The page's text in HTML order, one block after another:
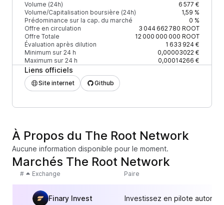
Volume (24h)
6 577 €
Volume/Capitalisation boursière (24h)
1,59 %
Prédominance sur la cap. du marché
0 %
Offre en circulation
3 044 662 780 ROOT
Offre Totale
12 000 000 000 ROOT
Évaluation après dilution
1 633 924 €
Minimum sur 24 h
0,00003022 €
Maximum sur 24 h
0,00014266 €
Liens officiels
Site internet Github
À Propos du The Root Network
Aucune information disponible pour le moment.
Marchés The Root Network
# Exchange Paire
Finary Invest Investissez en pilote